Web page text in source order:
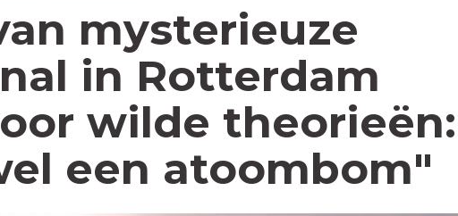
mysterieuze
in Rotterdam
wilde theorieën:
een atoombom"